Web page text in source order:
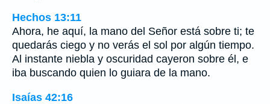
Hechos 13:11
Ahora, he aquí, la mano del Señor está sobre ti; te
quedarás ciego y no verás el sol por algún tiempo.
Al instante niebla y oscuridad cayeron sobre él, e
iba buscando quien lo guiara de la mano.
Isaías 42:16